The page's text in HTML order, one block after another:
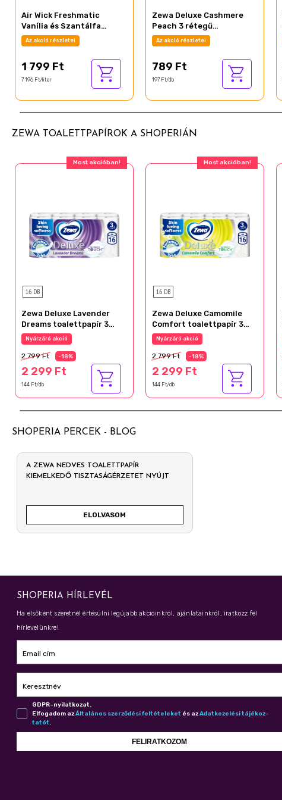
Air Wick Freshmatic
Vanília és Szantálfa
automata légfrissítő
spray utántöltő 250 ml
Az akció részletei
1 799 Ft
7 196 Ft/liter
Zewa Deluxe Cashmere
Peach 3 rétegű
toalettpapír 4 tekercs
Az akció részletei
789 Ft
197 Ft/db
ZEWA TOALETTPAPÍROK A SHOPERIÁN
Most akcióban!
16 DB
Zewa Deluxe Lavender
Dreams toalettpapír 3
rétegű 16 tekercs
Nyárzáró akció
2 799 Ft -18%
2 299 Ft
144 Ft/db
Most akcióban!
16 DB
Zewa Deluxe Camomile
Comfort toalettpapír 3
rétegű 16 tekercs
Nyárzáró akció
2 799 Ft -18%
2 299 Ft
144 Ft/db
SHOPERIA PERCEK - BLOG
A ZEWA NEDVES TOALETTPAPÍR
KIEMELKEDŐ TISZTASÁGÉRZETET NYÚJT
ELOLVASOM
SHOPERIA HÍRLEVÉL
Ha elsőként szeretnél értesülni legújabb akcióinkról, ajánlatainkról, iratkozz fel
hírlevelünkre!
Email cím
Keresztnév
GDPR-nyilatkozat.
Elfogadom azÁl­ta­lá­nos szer­ző­dé­si fel­té­te­le­ket és azAdat­ke­ze­lé­si tá­jé­koz­
ta­tót.
FELIRATKOZOM